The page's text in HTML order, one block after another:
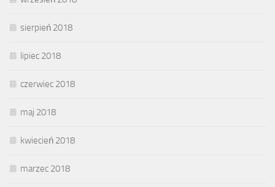
sierpień 2018
lipiec 2018
czerwiec 2018
maj 2018
kwiecień 2018
marzec 2018